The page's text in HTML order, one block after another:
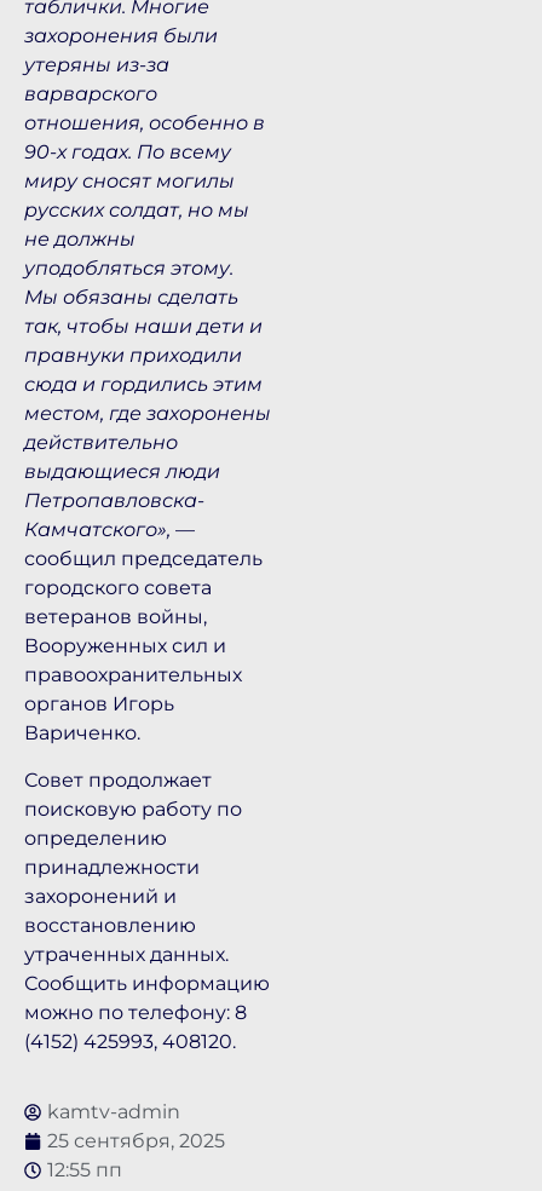
таблички. Многие
захоронения были
утеряны из-за
варварского
отношения, особенно в
90-х годах. По всему
миру сносят могилы
русских солдат, но мы
не должны
уподобляться этому.
Мы обязаны сделать
так, чтобы наши дети и
правнуки приходили
сюда и гордились этим
местом, где захоронены
действительно
выдающиеся люди
Петропавловска-
Камчатского», —
сообщил председатель
городского совета
ветеранов войны,
Вооруженных сил и
правоохранительных
органов Игорь
Вариченко.
Совет продолжает
поисковую работу по
определению
принадлежности
захоронений и
восстановлению
утраченных данных.
Сообщить информацию
можно по телефону: 8
(4152) 425993, 408120.
kamtv-admin
25 сентября, 2025
12:55 пп